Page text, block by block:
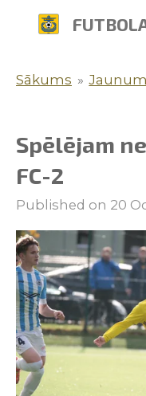
content
Sākums »
Spēlējam
FC-2
Published on 20